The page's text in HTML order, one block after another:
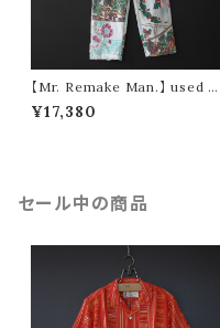
【Mr. Remake Man.】 used no
rdic cloth remake pants ②
¥17,380
セール中の商品